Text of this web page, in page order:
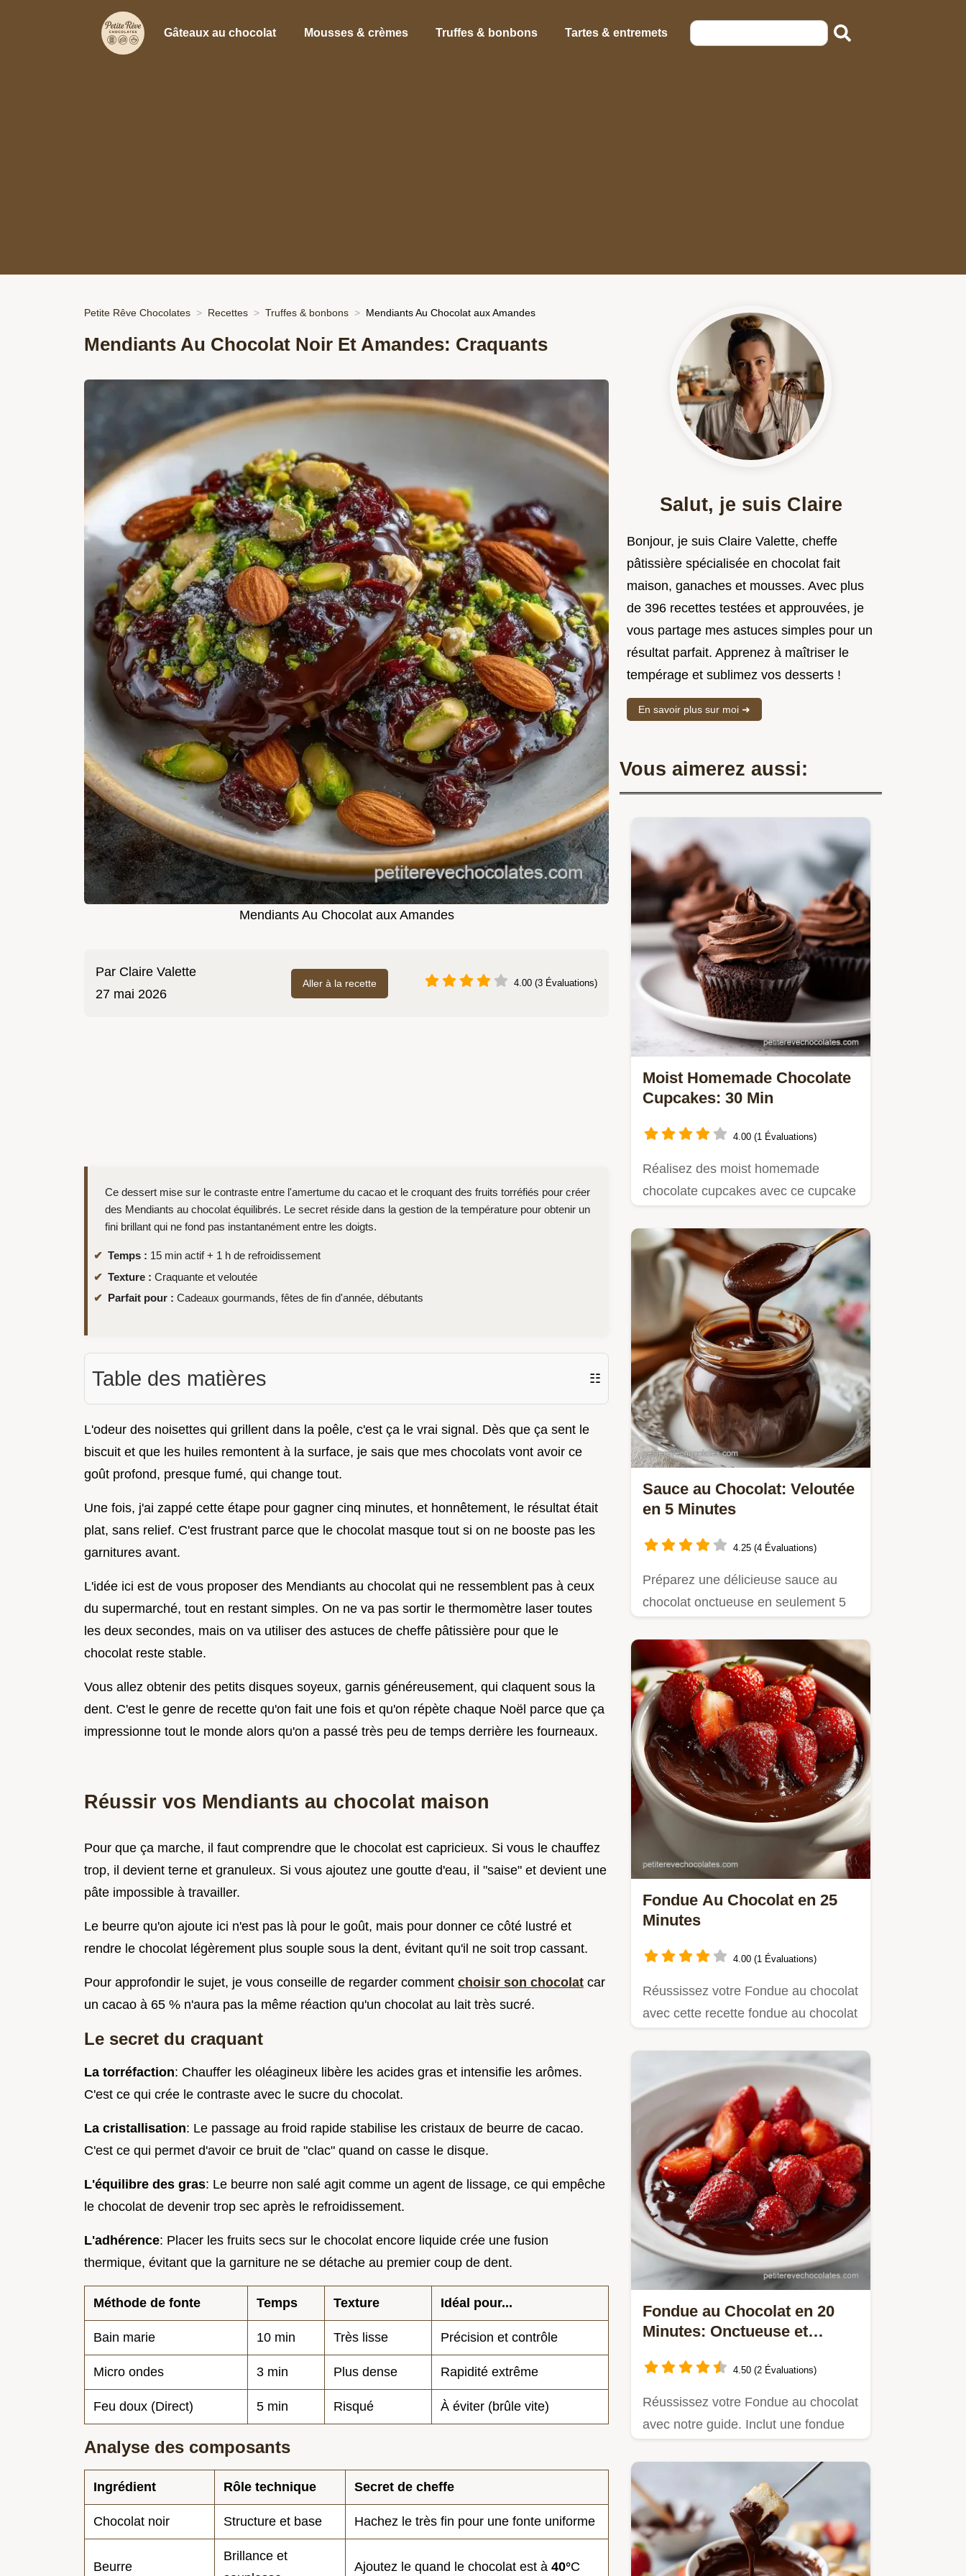
Gâteaux au chocolat Mousses & crèmes Truffes & bonbons Tartes & entremets
Petite Rêve Chocolates Recettes Truffes & bonbons Mendiants Au Chocolat aux Amandes
Mendiants Au Chocolat Noir Et Amandes: Craquants
Mendiants Au Chocolat aux Amandes
Par Claire Valette
27 mai 2026
Aller à la recette 4.00 (3 Évaluations)
Ce dessert mise sur le contraste entre l'amertume du cacao et le croquant des fruits torréfiés pour créer
des Mendiants au chocolat équilibrés. Le secret réside dans la gestion de la température pour obtenir un
fini brillant qui ne fond pas instantanément entre les doigts.
Temps : 15 min actif + 1 h de refroidissement
Texture : Craquante et veloutée
Parfait pour : Cadeaux gourmands, fêtes de fin d'année, débutants
Table des matières ☷
L'odeur des noisettes qui grillent dans la poêle, c'est ça le vrai signal. Dès que ça sent le
biscuit et que les huiles remontent à la surface, je sais que mes chocolats vont avoir ce
goût profond, presque fumé, qui change tout.
Une fois, j'ai zappé cette étape pour gagner cinq minutes, et honnêtement, le résultat était
plat, sans relief. C'est frustrant parce que le chocolat masque tout si on ne booste pas les
garnitures avant.
L'idée ici est de vous proposer des Mendiants au chocolat qui ne ressemblent pas à ceux
du supermarché, tout en restant simples. On ne va pas sortir le thermomètre laser toutes
les deux secondes, mais on va utiliser des astuces de cheffe pâtissière pour que le
chocolat reste stable.
Vous allez obtenir des petits disques soyeux, garnis généreusement, qui claquent sous la
dent. C'est le genre de recette qu'on fait une fois et qu'on répète chaque Noël parce que ça
impressionne tout le monde alors qu'on a passé très peu de temps derrière les fourneaux.
Réussir vos Mendiants au chocolat maison
Pour que ça marche, il faut comprendre que le chocolat est capricieux. Si vous le chauffez
trop, il devient terne et granuleux. Si vous ajoutez une goutte d'eau, il "saise" et devient une
pâte impossible à travailler.
Le beurre qu'on ajoute ici n'est pas là pour le goût, mais pour donner ce côté lustré et
rendre le chocolat légèrement plus souple sous la dent, évitant qu'il ne soit trop cassant.
Pour approfondir le sujet, je vous conseille de regarder comment choisir son chocolat car
un cacao à 65 % n'aura pas la même réaction qu'un chocolat au lait très sucré.
Le secret du craquant
La torréfaction: Chauffer les oléagineux libère les acides gras et intensifie les arômes.
C'est ce qui crée le contraste avec le sucre du chocolat.
La cristallisation: Le passage au froid rapide stabilise les cristaux de beurre de cacao.
C'est ce qui permet d'avoir ce bruit de "clac" quand on casse le disque.
L'équilibre des gras: Le beurre non salé agit comme un agent de lissage, ce qui empêche
le chocolat de devenir trop sec après le refroidissement.
L'adhérence: Placer les fruits secs sur le chocolat encore liquide crée une fusion
thermique, évitant que la garniture ne se détache au premier coup de dent.
Méthode de fonte Temps Texture Idéal pour...
Bain marie 10 min Très lisse Précision et contrôle
Micro ondes 3 min Plus dense Rapidité extrême
Feu doux (Direct) 5 min Risqué À éviter (brûle vite)
Analyse des composants
Ingrédient Rôle technique Secret de cheffe
Chocolat noir Structure et base Hachez le très fin pour une fonte uniforme
Beurre
Brillance et
Ajoutez le quand le chocolat est à 40°C
Salut, je suis Claire
Bonjour, je suis Claire Valette, cheffe
pâtissière spécialisée en chocolat fait
maison, ganaches et mousses. Avec plus
de 396 recettes testées et approuvées, je
vous partage mes astuces simples pour un
résultat parfait. Apprenez à maîtriser le
tempérage et sublimez vos desserts !
En savoir plus sur moi ➜
Vous aimerez aussi:
Moist Homemade Chocolate
Cupcakes: 30 Min
4.00 (1 Évaluations)
Réalisez des moist homemade
chocolate cupcakes avec ce cupcake
Sauce au Chocolat: Veloutée
en 5 Minutes
4.25 (4 Évaluations)
Préparez une délicieuse sauce au
chocolat onctueuse en seulement 5
Fondue Au Chocolat en 25
Minutes
4.00 (1 Évaluations)
Réussissez votre Fondue au chocolat
avec cette recette fondue au chocolat
Fondue au Chocolat en 20
Minutes: Onctueuse et
4.50 (2 Évaluations)
Réussissez votre Fondue au chocolat
avec notre guide. Inclut une fondue